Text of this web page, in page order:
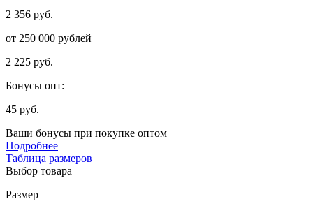
2 356 руб.
от 250 000 рублей
2 225 руб.
Бонусы опт:
45 руб.
Ваши бонусы при покупке оптом
Подробнее
Таблица размеров
Выбор товара
Размер